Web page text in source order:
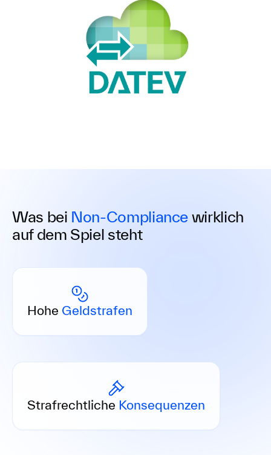
Was bei Non-Compliance wirklich
auf dem Spiel steht
Hohe Geldstrafen
Strafen bis zu 5 Mio € oder 10 % des
Jahresumsatzes – bei Verstößen wird es schnell
teuer.
Strafrechtliche Konsequenzen
Verantwortliche Personen haften persönlich –
bis hin zu Freiheitsstrafen nach dem GwG.